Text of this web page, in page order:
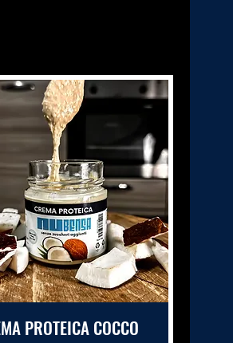
PROTEICA COCCO